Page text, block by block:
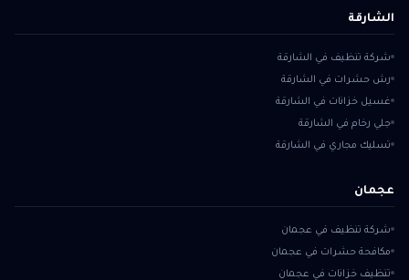
الشارقة
شركة تنظيف في الشارقة
رش حشرات في الشارقة
غسيل خزانات في الشارقة
جلي رخام في الشارقة
تسليك مجاري في الشارقة
عجمان
شركة تنظيف في عجمان
مكافحة حشرات في عجمان
تنظيف خزانات في عجمان